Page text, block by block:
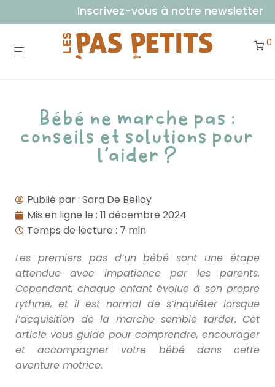
Inscrivez-vous à notre newsletter et
0
Bébé ne marche pas :
conseils et solutions pour
l’aider ?
Publié par : Sara De Belloy
Mis en ligne le : 11 décembre 2024
Temps de lecture : 7 min
Les premiers pas d’un bébé sont une étape
attendue avec impatience par les parents.
Cependant, chaque enfant évolue à son propre
rythme, et il est normal de s’inquiéter lorsque
l’acquisition de la marche semble tarder. Cet
article vous guide pour comprendre, encourager
et accompagner votre bébé dans cette
aventure motrice.